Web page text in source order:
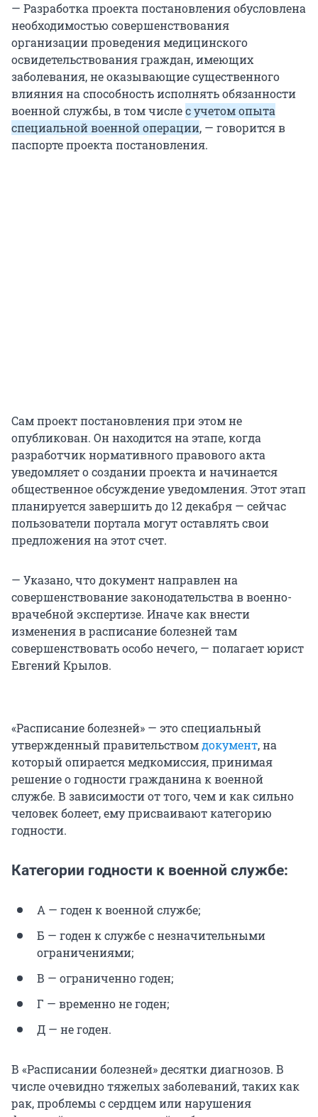
— Разработка проекта постановления обусловлена
необходимостью совершенствования
организации проведения медицинского
освидетельствования граждан, имеющих
заболевания, не оказывающие существенного
влияния на способность исполнять обязанности
военной службы, в том числес учетом опыта
специальной военной операции, — говорится в
паспорте проекта постановления.
Сам проект постановления при этом не
опубликован. Он находится на этапе, когда
разработчик нормативного правового акта
уведомляет о создании проекта и начинается
общественное обсуждение уведомления. Этот этап
планируется завершить до 12 декабря — сейчас
пользователи портала могут оставлять свои
предложения на этот счет.
— Указано, что документ направлен на
совершенствование законодательства в военно-
врачебной экспертизе. Иначе как внести
изменения в расписание болезней там
совершенствовать особо нечего, — полагает юрист
Евгений Крылов.
«Расписание болезней» — это специальный
утвержденный правительствомдокумент, на
который опирается медкомиссия, принимая
решение о годности гражданина к военной
службе. В зависимости от того, чем и как сильно
человек болеет, ему присваивают категорию
годности.
Категории годности к военной службе:
А — годен к военной службе;
Б — годен к службе с незначительными
ограничениями;
В — ограниченно годен;
Г — временно не годен;
Д — не годен.
В «Расписании болезней» десятки диагнозов. В
числе очевидно тяжелых заболеваний, таких как
рак, проблемы с сердцем или нарушения